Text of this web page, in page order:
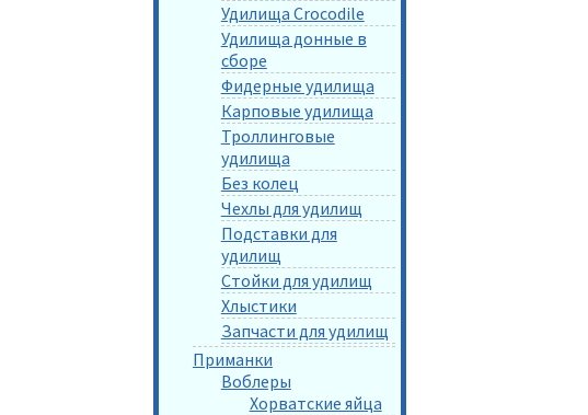
Удилища Crocodile
Удилища донные в
сборе
Фидерные удилища
Карповые удилища
Троллинговые
удилища
Без колец
Чехлы для удилищ
Подставки для
удилищ
Стойки для удилищ
Хлыстики
Запчасти для удилищ
Приманки
Воблеры
Хорватские яйца